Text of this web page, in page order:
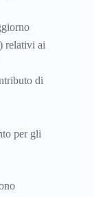
relativi ai
di
per gli